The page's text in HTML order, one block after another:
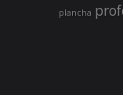
plancha